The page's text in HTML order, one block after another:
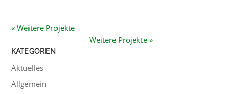
KATEGORIEN
Aktuelles
Allgemein